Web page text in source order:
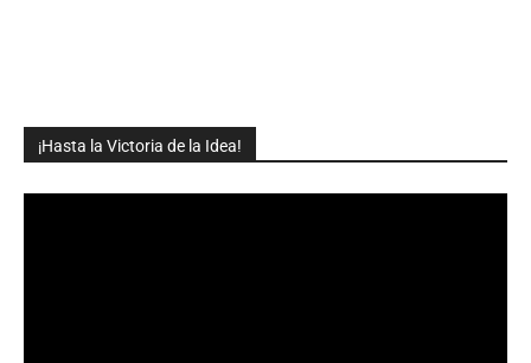
¡Hasta la Victoria de la Idea!